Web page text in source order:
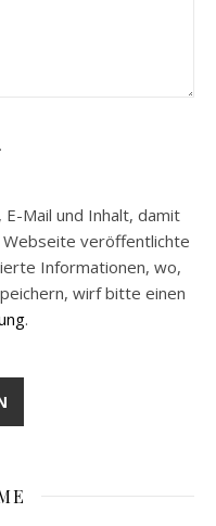
Mail und Inhalt, damit
veröffentlichte
Informationen, wo,
wirf bitte einen
.